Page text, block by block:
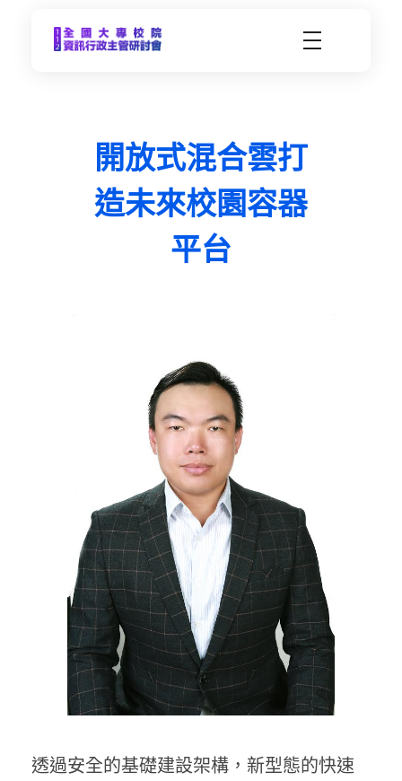
開放式混合雲打
造未來校園容器
平台
透過安全的基礎建設架構，新型態的快速